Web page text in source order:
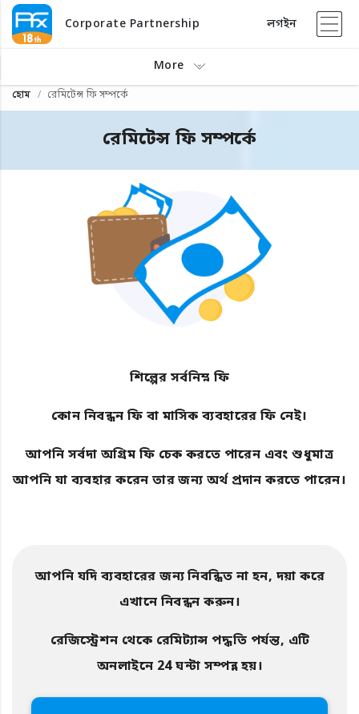
Corporate Partnership লগইন
More
হোম রেমিটেন্স ফি সম্পর্কে
রেমিটেন্স ফি সম্পর্কে
শিল্পের সর্বনিম্ন ফি
কোন নিবন্ধন ফি বা মাসিক ব্যবহারের ফি নেই।
আপনি সর্বদা অগ্রিম ফি চেক করতে পারেন এবং শুধুমাত্র
আপনি যা ব্যবহার করেন তার জন্য অর্থ প্রদান করতে পারেন।
আপনি যদি ব্যবহারের জন্য নিবন্ধিত না হন, দয়া করে
এখানে নিবন্ধন করুন।
রেজিস্ট্রেশন থেকে রেমিট্যান্স পদ্ধতি পর্যন্ত, এটি
অনলাইনে 24 ঘন্টা সম্পন্ন হয়।